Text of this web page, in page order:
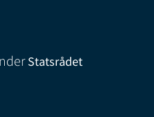
Statsrådet